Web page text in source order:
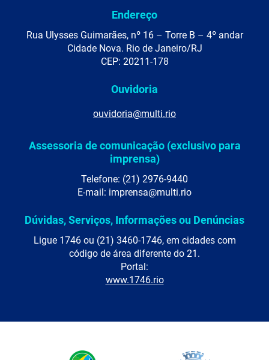
Endereço
Rua Ulysses Guimarães, nº 16 – Torre B – 4º andar
Cidade Nova. Rio de Janeiro/RJ
CEP: 20211-178
Ouvidoria
ouvidoria@multi.rio
Assessoria de comunicação (exclusivo para
imprensa)
Telefone: (21) 2976-9440
E-mail: imprensa@multi.rio
Dúvidas, Serviços, Informações ou Denúncias
Ligue 1746 ou (21) 3460-1746, em cidades com
código de área diferente do 21.
Portal:
www.1746.rio